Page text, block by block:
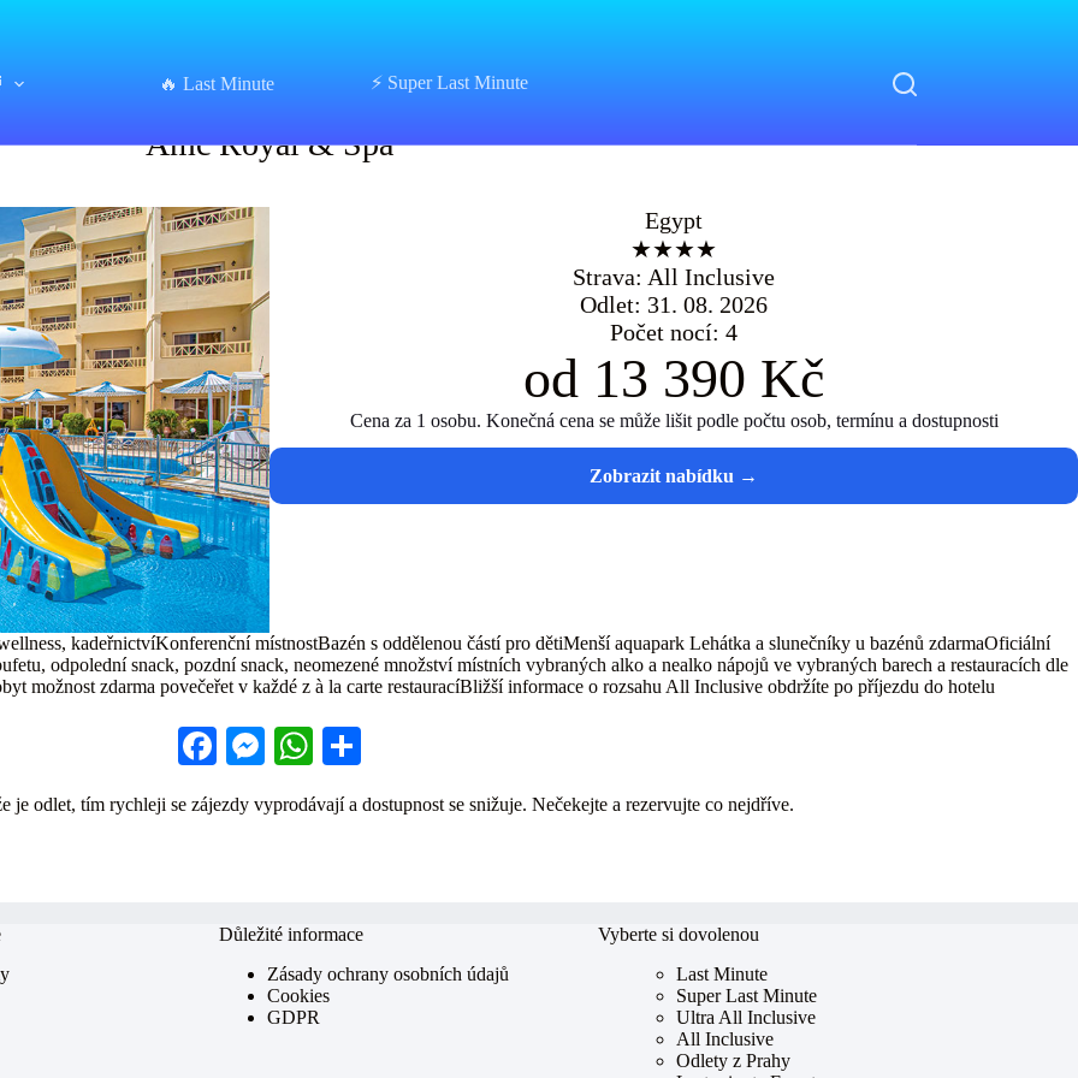
🔥 Last Minute ⚡ Super Last Minute
Amc Royal & Spa
Amc Royal & Spa
Egypt
★★★★
Strava: All Inclusive
Odlet: 31. 08. 2026
Počet nocí: 4
od 13 390 Kč
Cena za 1 osobu. Konečná cena se může lišit podle počtu osob, termínu a dostupnosti
kadeřnictvíKonferenční místnostBazén s oddělenou částí pro dětiMenší aquapark Lehátka a slunečníky u bazénů zdarmaOficiální
odpolední snack, pozdní snack, neomezené množství místních vybraných alko a nealko nápojů ve vybraných barech a restauracích dle
možnost zdarma povečeřet v každé z à la carte restauracíBližší informace o rozsahu All Inclusive obdržíte po příjezdu do hotelu
Fa
bo
M
se
W
ts re
odlet, tím rychleji se zájezdy vyprodávají a dostupnost se snižuje. Nečekejte a rezervujte co nejdříve.
Důležité informace
Zásady ochrany osobních údajů
Cookies
GDPR
Vyberte si dovolenou
Last Minute
Super Last Minute
Ultra All Inclusive
All Inclusive
Odlety z Prahy